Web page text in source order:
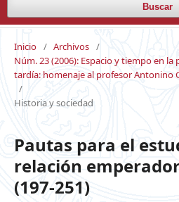
Buscar
Inicio / Archivos /
Núm. 23 (2006): Espacio y tiempo en
tardía: homenaje al profesor Antonino
/
Historia y sociedad
Pautas para el
relación
(197-251)